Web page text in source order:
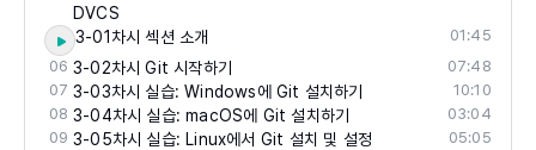
DVCS
3-01차시 섹션 소개
01:45
06 3-02차시 Git 시작하기
07:48
07 3-03차시 실습: Windows에 Git 설치하기
10:10
08 3-04차시 실습: macOS에 Git 설치하기
03:04
09 3-05차시 실습: Linux에서 Git 설치 및 설정
05:05